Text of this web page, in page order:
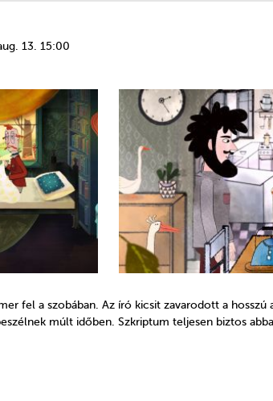
13. 15:00
fel a szobában. Az író kicsit zavarodott a
múlt időben. Szkriptum teljesen biztos